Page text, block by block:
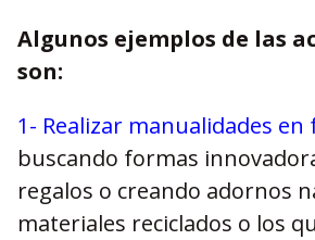
Algunos ejemplos de las
son:
1- Realizar manualidades en
buscando formas
regalos o creando adornos
materiales reciclados o los